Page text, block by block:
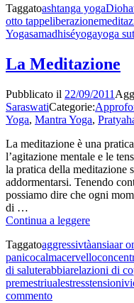
SUTRA
DI
Taggatoashtanga yogaDio
otto tappeliberazione
Yogasamadhiséyogayoga
La Meditazione
Pubblicato il 22/09/2011
SaraswatiCategorie:
Yoga, Mantra Yoga,
La meditazione è una
l’agitazione mentale e le
la pratica della meditazione
addormentarsi. Tenendo
possiamo dire che ogni
di …
Continua a leggereLa
Taggatoaggressivtàansiaar
panicocalmacervello
di saluterabbiarelazioni di
premestriualestresstensioni
commentosu